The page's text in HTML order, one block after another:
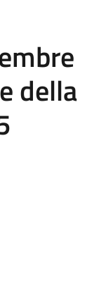
della